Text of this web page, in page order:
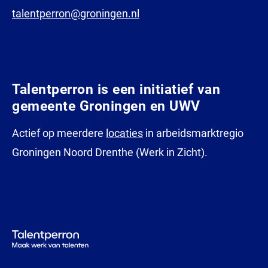
talentperron@groningen.nl
Talentperron is een initiatief van
gemeente Groningen en UWV
Actief op meerdere locaties in arbeidsmarktregio
Groningen Noord Drenthe (Werk in Zicht).